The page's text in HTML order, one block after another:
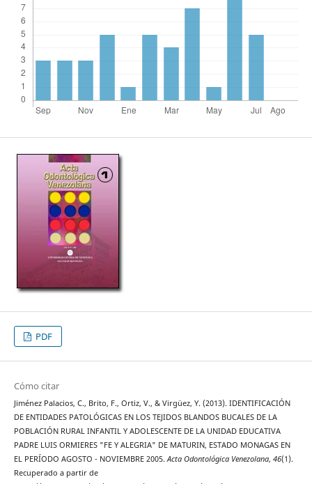
PDF
Cómo citar
Jiménez Palacios, C., Brito, F., Ortiz, V., & Virgüez, Y. (2013). IDENTIFICACIÓN
DE ENTIDADES PATOLÓGICAS EN LOS TEJIDOS BLANDOS BUCALES DE LA
POBLACIÓN RURAL INFANTIL Y ADOLESCENTE DE LA UNIDAD EDUCATIVA
PADRE LUIS ORMIERES "FE Y ALEGRIA" DE MATURIN, ESTADO MONAGAS EN
EL PERÍODO AGOSTO - NOVIEMBRE 2005.Acta Odontológica Venezolana, 46(1).
Recuperado a partir de